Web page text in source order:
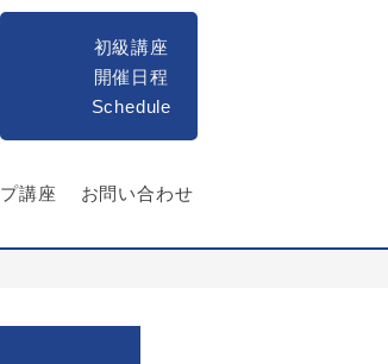
初級講座
開催日程
Schedule
講座 お問い合わせ